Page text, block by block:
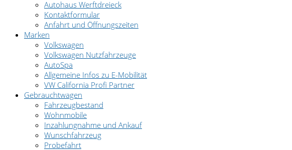
Autohaus Werftdreieck
Kontaktformular
Anfahrt und Öffnungszeiten
Marken
Volkswagen
Volkswagen Nutzfahrzeuge
AutoSpa
Allgemeine Infos zu E-Mobilität
VW California Profi Partner
Gebrauchtwagen
Fahrzeugbestand
Wohnmobile
Inzahlungnahme und Ankauf
Wunschfahrzeug
Probefahrt